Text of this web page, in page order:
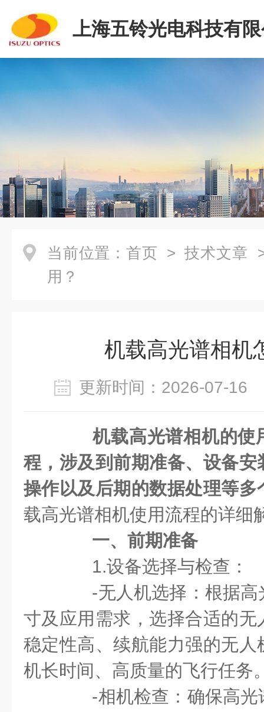
上海五铃光电科技有
当前位置： 首页 > 技术文章
用？
机载高光谱相机
更新时间：2026-07-
机载高光谱相机的使
程，涉及到前期准备、设备
操作以及后期的数据处理等多
载高光谱相机使用流程的详细
一、前期准备
1.设备选择与检查：
-无人机选择：根据高
寸及应用需求，选择合适的
稳定性高、续航能力强的无
机长时间、高质量的飞行任务
-相机检查：确保高光